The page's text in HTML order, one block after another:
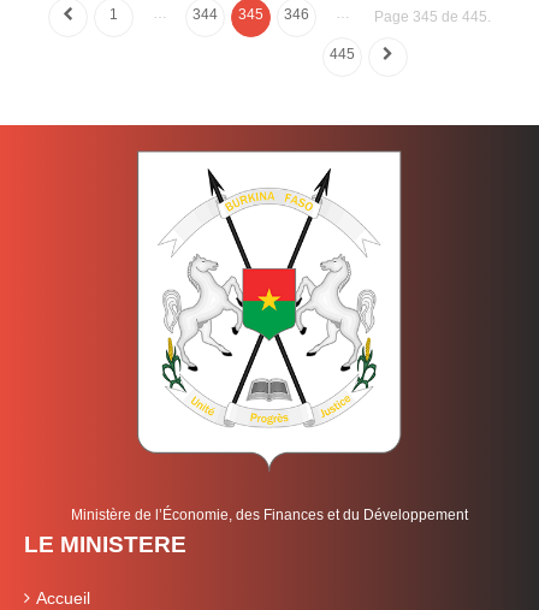
Page 345 de 445.
1 … 344 345 346 …
445
Ministère de l’Économie, des Finances et du Développement
LE MINISTERE
Accueil